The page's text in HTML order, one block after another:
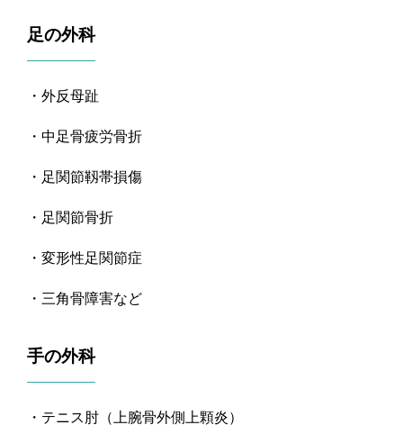
足の外科
・外反母趾
・中足骨疲労骨折
・足関節靱帯損傷
・足関節骨折
・変形性足関節症
・三角骨障害など
手の外科
・テニス肘 （ 上腕骨外側上顆炎）